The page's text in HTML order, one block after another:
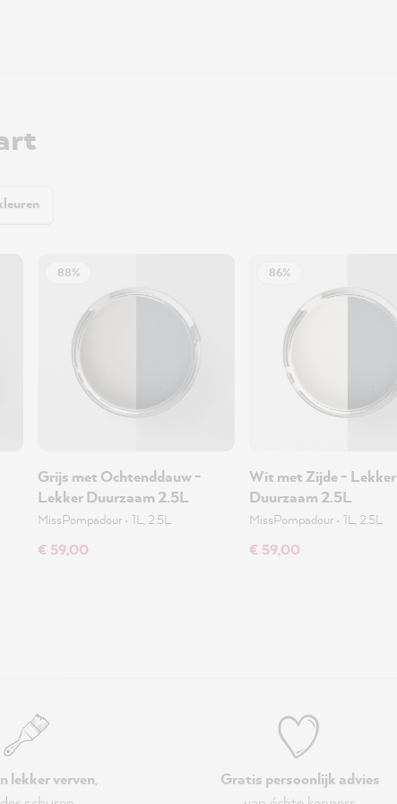
88%
Grijs met Ochtenddauw -
Lekker Duurzaam 2.5L
MissPompadour • 1L, 2.5L
€ 59,00
86%
Wit met Zijde - Lekker
Duurzaam 2.5L
MissPompadour • 1L, 2.5L
€ 59,00
lekker verven,
Gratis persoonlijk advies